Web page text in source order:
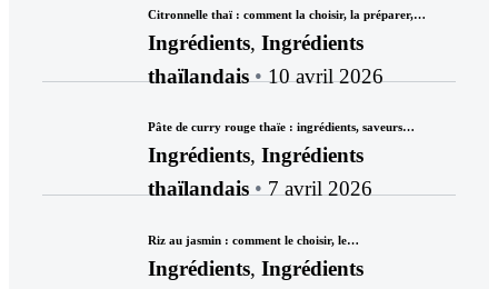
Citronnelle thaï : comment la choisir, la préparer,…
Ingrédients, Ingrédients
thaïlandais
10 avril 2026
Pâte de curry rouge thaïe : ingrédients, saveurs…
Ingrédients, Ingrédients
thaïlandais
7 avril 2026
Riz au jasmin : comment le choisir, le…
Ingrédients, Ingrédients